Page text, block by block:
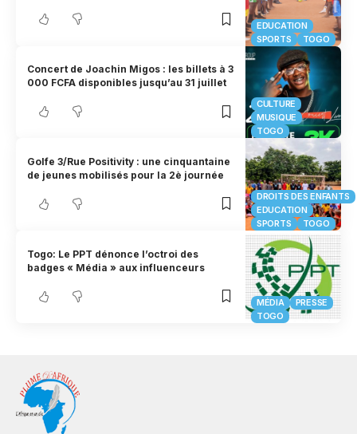
EDUCATION
SPORTS
TOGO
CULTURE
MUSIQUE
TOGO
Concert de Joachin Migos : les billets à 3
000 FCFA disponibles jusqu’au 31 juillet
DROITS DES ENFANTS
EDUCATION
SPORTS
TOGO
Golfe 3/Rue Positivity : une cinquantaine
de jeunes mobilisés pour la 2è journée
MÉDIA
PRESSE
TOGO
Togo: Le PPT dénonce l’octroi des
badges « Média » aux influenceurs